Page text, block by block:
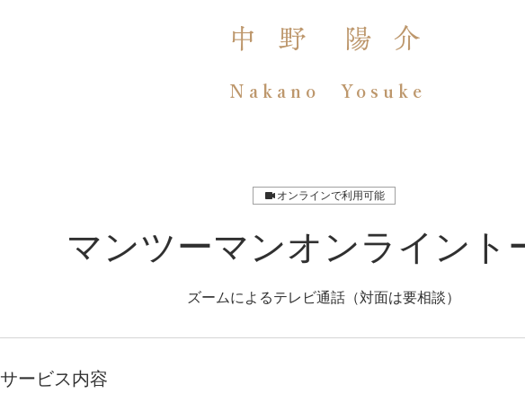
中 野 陽 介
Nakano Yosuke
オンラインで利用可能
マンツーマンオンライント
ズームによるテレビ通話（対面は要相談）
サービス内容